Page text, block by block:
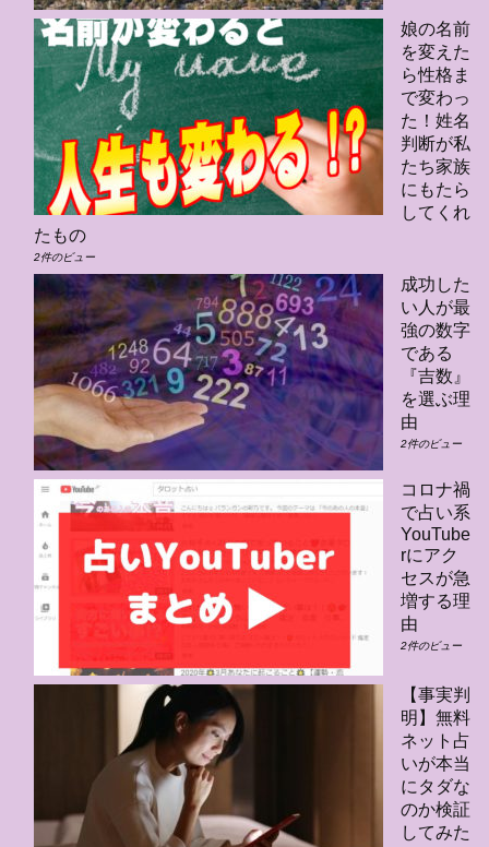
娘の名前
を変えた
ら性格ま
で変わっ
た！姓名
判断が私
たち家族
にもたら
してくれ
たもの
2件のビュー
成功した
い人が最
強の数字
である
『吉数』
を選ぶ理
由
2件のビュー
コロナ禍
で占い系
YouTube
rにアク
セスが急
増する理
由
2件のビュー
【事実判
明】無料
ネット占
いが本当
にタダな
のか検証
してみた